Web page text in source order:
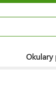
Okulary